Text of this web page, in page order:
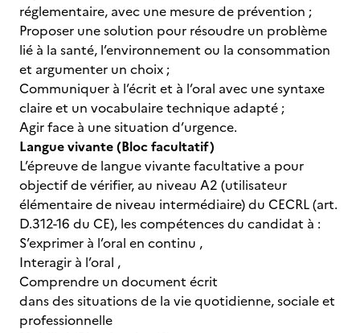
réglementaire, avec une mesure de prévention ;
Proposer une solution pour résoudre un problème
lié à la santé, l’environnement ou la consommation
et argumenter un choix ;
Communiquer à l’écrit et à l’oral avec une syntaxe
claire et un vocabulaire technique adapté ;
Agir face à une situation d’urgence.
Langue vivante (Bloc facultatif)
L’épreuve de langue vivante facultative a pour
objectif de vérifier, au niveau A2 (utilisateur
élémentaire de niveau intermédiaire) du CECRL (art.
D.312-16 du CE), les compétences du candidat à :
S’exprimer à l’oral en continu ,
Interagir à l’oral ,
Comprendre un document écrit
dans des situations de la vie quotidienne, sociale et
professionnelle